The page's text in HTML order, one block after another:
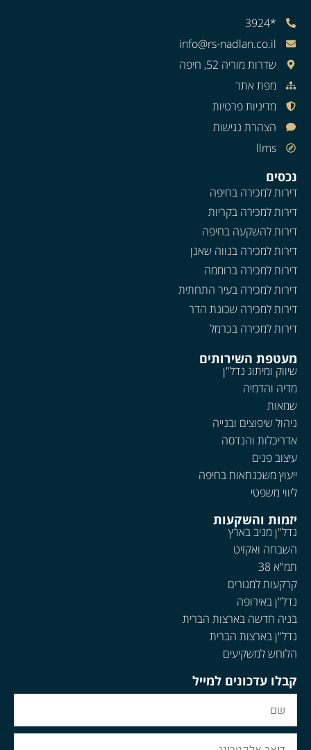
*3924
info@rs-nadlan.co.il
שדרות מוריה 52, חיפה
מפת אתר
מדיניות פרטיות
הצהרת נגישות
llms
נכסים
דירות למכירה בחיפה
דירות למכירה בקריות
דירות להשקעה בחיפה
דירות למכירה בנווה שאנן
דירות למכירה ברוממה
דירות למכירה בעיר התחתית
דירות למכירה שכונת הדר
דירות למכירה בכרמל
מעטפת השירותים
שיווק ומיתוג נדל"ן
מדיה והדמיה
שמאות
ניהול שיפוצים ובנייה
אדריכלות והנדסה
עיצוב פנים
ייעוץ משכנתאות בחיפה
ליווי משפטי
יזמות והשקעות
נדל"ן מניב בארץ
השבחה ואקזיט
תמ"א 38
קרקעות למגורים
נדל"ן באירופה
בניה חדשה בארצות הברית
נדל"ן בארצות הברית
הלוחש למשקיעים
קבלו עדכונים למייל